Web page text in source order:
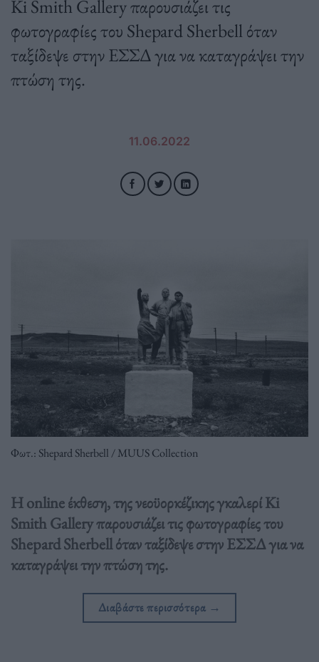
Ki Smith Gallery παρουσιάζει τις
φωτογραφίες του Shepard Sherbell όταν
ταξίδεψε στην ΕΣΣΔ για να καταγράψει την
πτώση της.
11.06.2022
Φωτ.: Shepard Sherbell / MUUS Collection
Η online έκθεση, της νεοϋορκέζικης γκαλερί Ki
Smith Gallery παρουσιάζει τις φωτογραφίες του
Shepard Sherbell όταν ταξίδεψε στην ΕΣΣΔ για να
καταγράψει την πτώση της.
Διαβάστε περισσότερα →